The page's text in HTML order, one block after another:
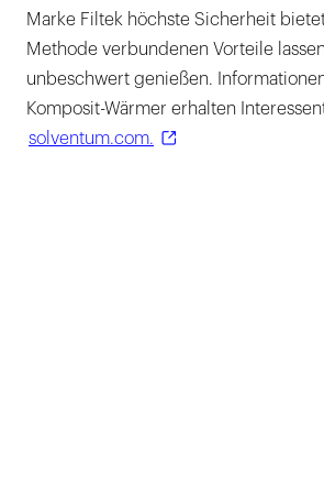
Marke Filtek höchste Sicherheit
Methode verbundenen Vorteile
unbeschwert genießen.
Komposit-Wärmer erhalten
solventum.com.